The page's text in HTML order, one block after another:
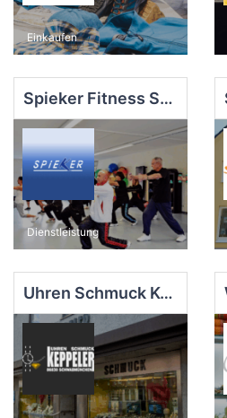
Einkaufen
Spieker Fitness Schwabmünchen
Dienstleistung
Uhren Schmuck Keppeler